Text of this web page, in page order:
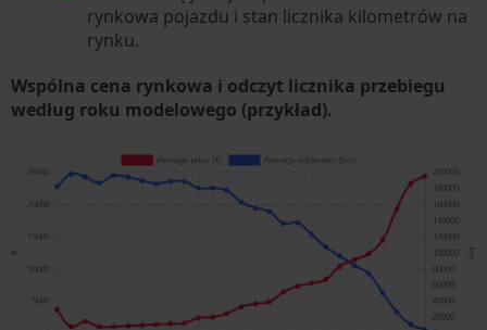
rynkowa pojazdu i stan licznika kilometrów na
rynku.
Wspólna cena rynkowa i odczyt licznika przebiegu
według roku modelowego (przykład).